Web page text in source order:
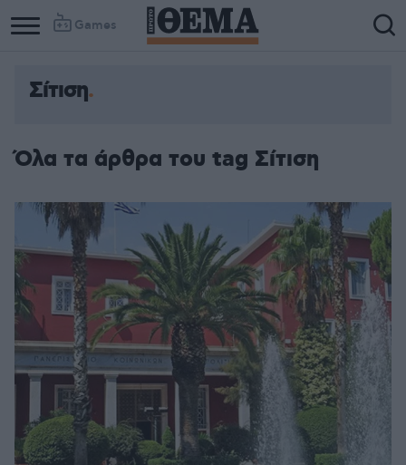
Games
Σίτιση
Όλα τα άρθρα του tag Σίτιση